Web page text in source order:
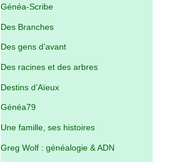
Généa-Scribe
Des Branches
Des gens d’avant
Des racines et des arbres
Destins d’Aïeux
Généa79
Une famille, ses histoires
Greg Wolf : généalogie & ADN